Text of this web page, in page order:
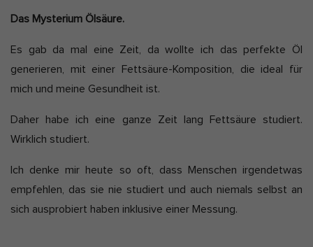
Das Mysterium Ölsäure.
Es gab da mal eine Zeit, da wollte ich das perfekte Öl
generieren, mit einer Fettsäure-Komposition, die ideal für
mich und meine Gesundheit ist.
Daher habe ich eine ganze Zeit lang Fettsäure studiert.
Wirklich studiert.
Ich denke mir heute so oft, dass Menschen irgendetwas
empfehlen, das sie nie studiert und auch niemals selbst an
sich ausprobiert haben inklusive einer Messung.